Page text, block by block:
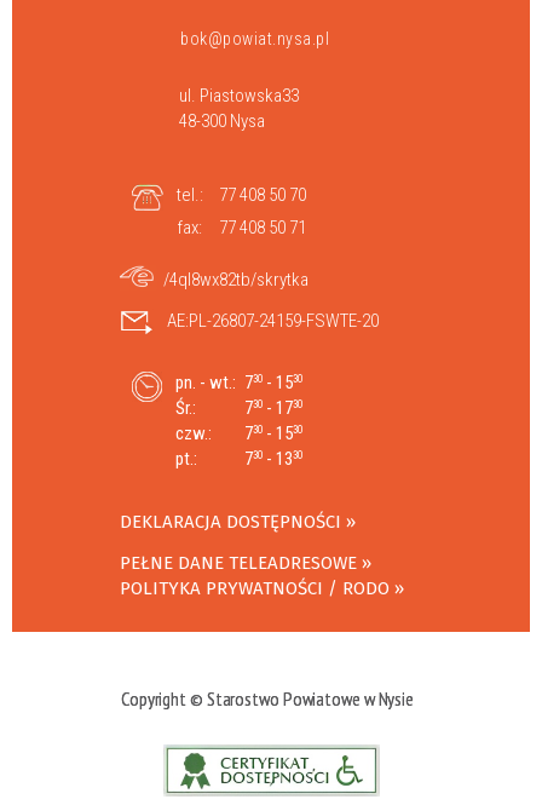
bok@powiat.nysa.pl
ul. Piastowska33
48-300 Nysa
tel.:
77 408 50 70
fax:
77 408 50 71
/4ql8wx82tb/skrytka
AE:PL-26807-24159-FSWTE-20
pn. - wt.: 730 - 1530
Śr.: 730 - 1730
czw.: 730 - 1530
pt.: 730 - 1330
DEKLARACJA DOSTĘPNOŚCI
PEŁNE DANE TELEADRESOWE
POLITYKA PRYWATNOŚCI / RODO
Copyright © Starostwo Powiatowe w Nysie